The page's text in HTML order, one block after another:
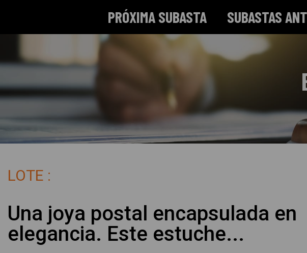
PRÓXIMA SUBASTA SUBASTAS
LOTE :
Una joya postal encapsulada en
elegancia. Este estuche...